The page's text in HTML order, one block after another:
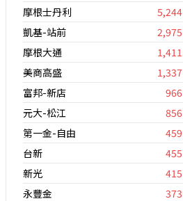
摩根士丹利
5,244
凱基-站前
2,975
摩根大通
1,411
美商高盛
1,337
富邦-新店
966
元大-松江
856
第一金-自由
459
台新
455
新光
415
永豐金
373